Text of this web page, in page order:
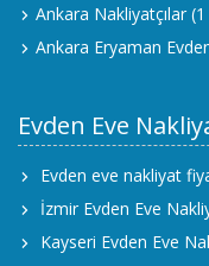
Ankara Nakliyatçılar
Ankara Eryaman
Evden Eve
Evden eve nakliyat
İzmir Evden Eve
Kayseri Evden Eve